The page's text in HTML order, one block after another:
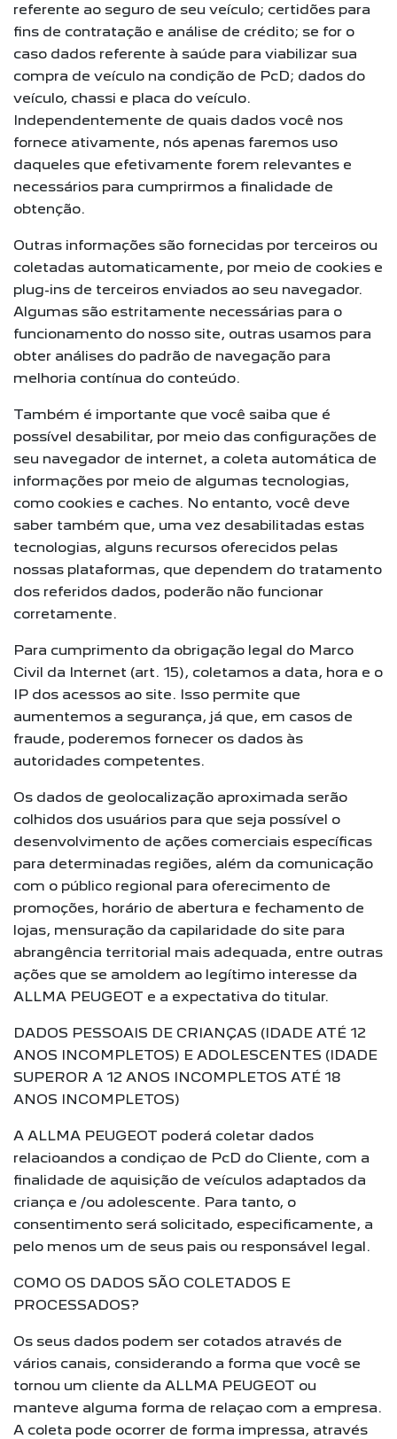
referente ao seguro de seu veículo; certidões para
fins de contratação e análise de crédito; se for o
caso dados referente à saúde para viabilizar sua
compra de veículo na condição de PcD; dados do
veículo, chassi e placa do veículo.
Independentemente de quais dados você nos
fornece ativamente, nós apenas faremos uso
daqueles que efetivamente forem relevantes e
necessários para cumprirmos a finalidade de
obtenção.
Outras informações são fornecidas por terceiros ou
coletadas automaticamente, por meio de cookies e
plug-ins de terceiros enviados ao seu navegador.
Algumas são estritamente necessárias para o
funcionamento do nosso site, outras usamos para
obter análises do padrão de navegação para
melhoria contínua do conteúdo.
Também é importante que você saiba que é
possível desabilitar, por meio das configurações de
seu navegador de internet, a coleta automática de
informações por meio de algumas tecnologias,
como cookies e caches. No entanto, você deve
saber também que, uma vez desabilitadas estas
tecnologias, alguns recursos oferecidos pelas
nossas plataformas, que dependem do tratamento
dos referidos dados, poderão não funcionar
corretamente.
Para cumprimento da obrigação legal do Marco
Civil da Internet (art. 15), coletamos a data, hora e o
IP dos acessos ao site. Isso permite que
aumentemos a segurança, já que, em casos de
fraude, poderemos fornecer os dados às
autoridades competentes.
Os dados de geolocalização aproximada serão
colhidos dos usuários para que seja possível o
desenvolvimento de ações comerciais específicas
para determinadas regiões, além da comunicação
com o público regional para oferecimento de
promoções, horário de abertura e fechamento de
lojas, mensuração da capilaridade do site para
abrangência territorial mais adequada, entre outras
ações que se amoldem ao legítimo interesse da
ALLMA PEUGEOT e a expectativa do titular.
DADOS PESSOAIS DE CRIANÇAS (IDADE ATÉ 12
ANOS INCOMPLETOS) E ADOLESCENTES (IDADE
SUPEROR A 12 ANOS INCOMPLETOS ATÉ 18
ANOS INCOMPLETOS)
A ALLMA PEUGEOT poderá coletar dados
relacioandos a condiçao de PcD do Cliente, com a
finalidade de aquisição de veículos adaptados da
criança e /ou adolescente. Para tanto, o
consentimento será solicitado, especificamente, a
pelo menos um de seus pais ou responsável legal.
COMO OS DADOS SÃO COLETADOS E
PROCESSADOS?
Os seus dados podem ser cotados através de
vários canais, considerando a forma que você se
tornou um cliente da ALLMA PEUGEOT ou
manteve alguma forma de relaçao com a empresa.
A coleta pode ocorrer de forma impressa, através